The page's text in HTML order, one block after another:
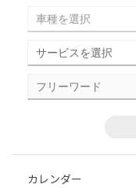
カレンダー